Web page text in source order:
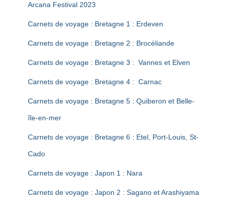
Arcana Festival 2023
Carnets de voyage : Bretagne 1 : Erdeven
Carnets de voyage : Bretagne 2 : Brocéliande
Carnets de voyage : Bretagne 3 : Vannes et Elven
Carnets de voyage : Bretagne 4 : Carnac
Carnets de voyage : Bretagne 5 : Quiberon et Belle-
île-en-mer
Carnets de voyage : Bretagne 6 : Etel, Port-Louis, St-
Cado
Carnets de voyage : Japon 1 : Nara
Carnets de voyage : Japon 2 : Sagano et Arashiyama